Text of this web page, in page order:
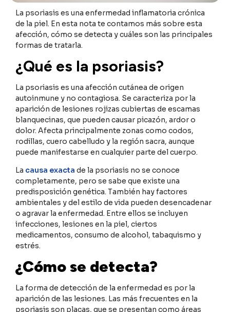
La psoriasis es una enfermedad inflamatoria crónica
de la piel. En esta nota te contamos más sobre esta
afección, cómo se detecta y cuáles son las principales
formas de tratarla.
¿Qué es la psoriasis?
La psoriasis es una afección cutánea de origen
autoinmune y no contagiosa. Se caracteriza por la
aparición de lesiones rojizas cubiertas de escamas
blanquecinas, que pueden causar picazón, ardor o
dolor. Afecta principalmente zonas como codos,
rodillas, cuero cabelludo y la región sacra, aunque
puede manifestarse en cualquier parte del cuerpo.
La causa exacta de la psoriasis no se conoce
completamente, pero se sabe que existe una
predisposición genética. También hay factores
ambientales y del estilo de vida pueden desencadenar
o agravar la enfermedad. Entre ellos se incluyen
infecciones, lesiones en la piel, ciertos
medicamentos, consumo de alcohol, tabaquismo y
estrés.
¿Cómo se detecta?
La forma de detección de la enfermedad es por la
aparición de las lesiones. Las más frecuentes en la
psoriasis son placas, que se presentan como áreas